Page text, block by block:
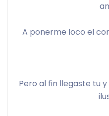
A ponerme loco el
Pero al fin llegaste tu